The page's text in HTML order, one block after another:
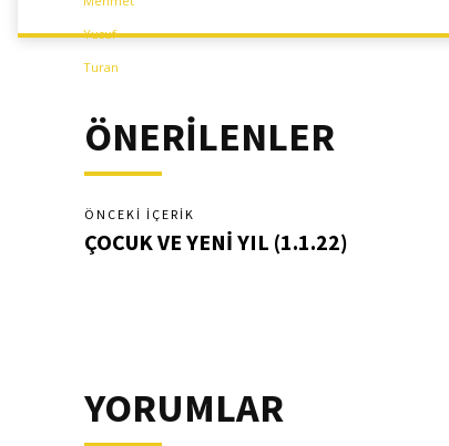
ÖNERİLENLER
ÖNCEKI İÇERIK
ÇOCUK VE YENİ YIL (1.1.22)
YORUMLAR